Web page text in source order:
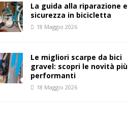
La guida alla riparazione e
sicurezza in bicicletta
18 Maggio 2026
Le migliori scarpe da bici
gravel: scopri le novità più
performanti
18 Maggio 2026